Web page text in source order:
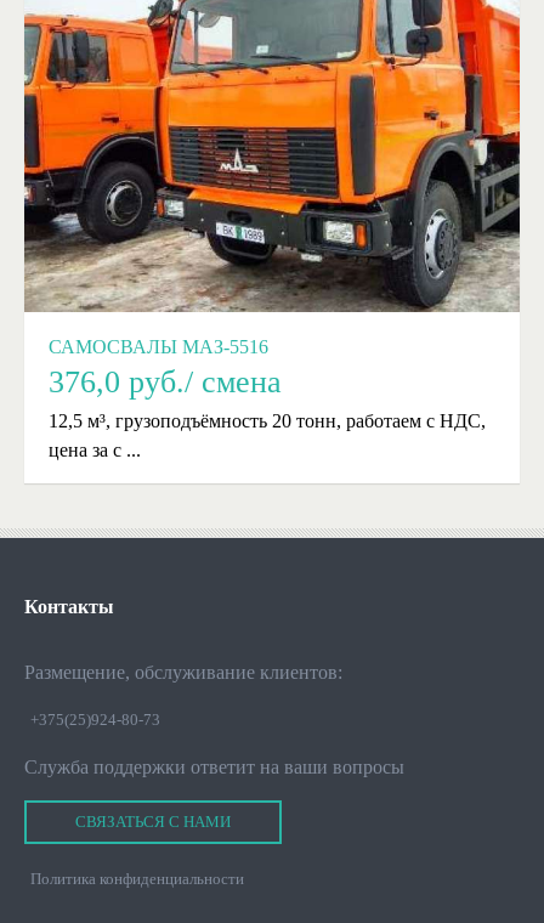
САМОСВАЛЫ МАЗ-5516
376,0 руб./ смена
12,5 м³, грузоподъёмность 20 тонн, работаем с НДС,
цена за с ...
Контакты
Размещение, обслуживание клиентов:
+375(25)924-80-73
Служба поддержки ответит на ваши вопросы
СВЯЗАТЬСЯ С НАМИ
Политика конфиденциальности